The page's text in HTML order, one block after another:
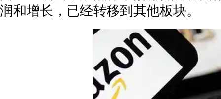
润和增长，已经转移到其他板块。